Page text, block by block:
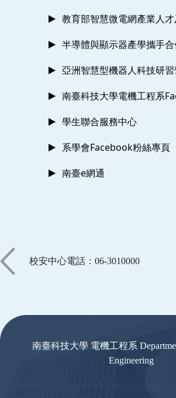
教育部智慧微電網產業人
半導體與顯示器產學攜手
亞洲智慧型機器人科技研
南臺科技大學電機工程系
學生聯合服務中心
系學會Facebook粉絲專頁
南臺e網通
校安中心電話：06-3010000
南臺科技大學 電機工程系
Engineering